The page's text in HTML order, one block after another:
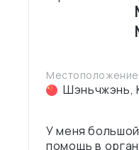
Местоположение
Шэньчжэнь,
У меня